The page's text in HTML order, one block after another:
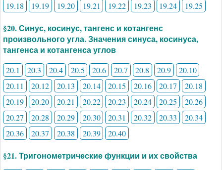
19.18
19.19 19.20 19.21 19.22 19.23 19.24 19.25
§20. Синус, косинус, тангенс и котангенс
произвольного угла. Значения синуса, косинуса,
тангенса и котангенса углов
20.1 20.3 20.4 20.5 20.6 20.7 20.8 20.9
20.10
20.11
20.12 20.13 20.14 20.15 20.16 20.17
20.18
20.19
20.20 20.21 20.22 20.23 20.24 20.25
20.26
20.27
20.28 20.29 20.30 20.31 20.32 20.33
20.34
20.36
20.37 20.38 20.39 20.40
§21. Тригонометрические функции и их свойства